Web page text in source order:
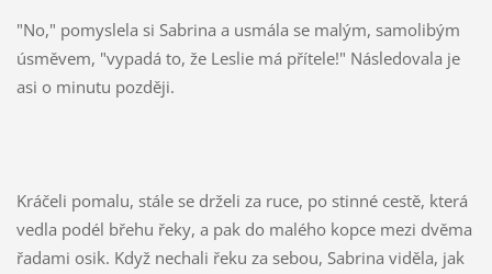
"No," pomyslela si Sabrina a usmála se malým, samolibým
úsměvem, "vypadá to, že Leslie má přítele!" Následovala je
asi o minutu později.
Kráčeli pomalu, stále se drželi za ruce, po stinné cestě, která
vedla podél břehu řeky, a pak do malého kopce mezi dvěma
řadami osik. Když nechali řeku za sebou, Sabrina viděla, jak